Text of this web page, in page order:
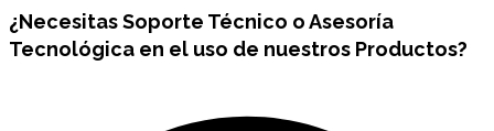
¿NecesitasSoporte Técnico o Asesoría
Tecnológica en el uso de nuestros Productos?